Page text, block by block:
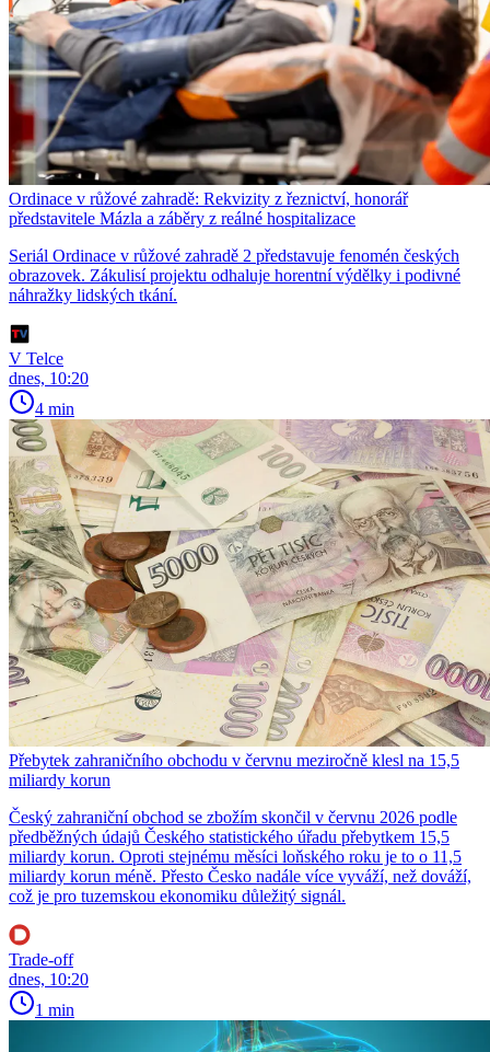
Ordinace v růžové zahradě: Rekvizity z řeznictví, honorář
představitele Mázla a záběry z reálné hospitalizace
Seriál Ordinace v růžové zahradě 2 představuje fenomén českých
obrazovek. Zákulisí projektu odhaluje horentní výdělky i podivné
náhražky lidských tkání.
V Telce
dnes, 10:20
4 min
Přebytek zahraničního obchodu v červnu meziročně klesl na 15,5
miliardy korun
Český zahraniční obchod se zbožím skončil v červnu 2026 podle
předběžných údajů Českého statistického úřadu přebytkem 15,5
miliardy korun. Oproti stejnému měsíci loňského roku je to o 11,5
miliardy korun méně. Přesto Česko nadále více vyváží, než dováží,
což je pro tuzemskou ekonomiku důležitý signál.
Trade-off
dnes, 10:20
1 min